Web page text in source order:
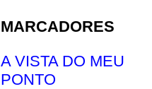
MARCADORES
A VISTA DO MEU
PONTO